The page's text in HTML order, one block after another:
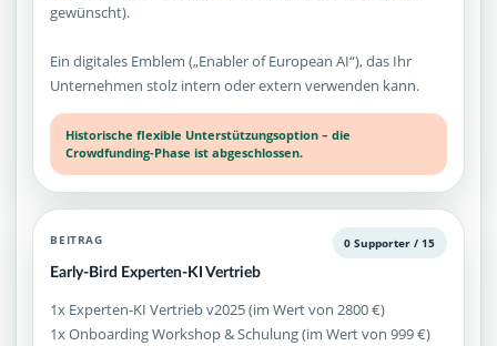
gewünscht).
Ein digitales Emblem („Enabler of European AI“), das Ihr
Unternehmen stolz intern oder extern verwenden kann.
Historische flexible Unterstützungsoption – die
Crowdfunding-Phase ist abgeschlossen.
BEITRAG
Early-Bird Experten-KI Vertrieb
0 Supporter / 15
1x Experten-KI Vertrieb v2025 (im Wert von 2800 €)
1x Onboarding Workshop & Schulung (im Wert von 999 €)